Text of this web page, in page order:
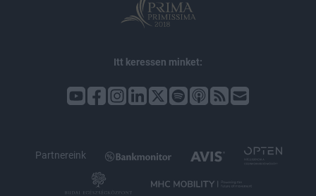
Itt keressen minket:
Partnereink